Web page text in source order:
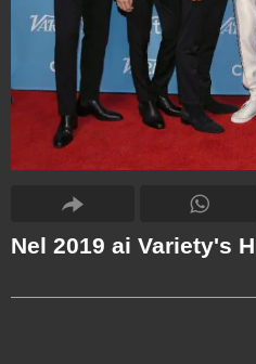
Nel 2019 ai Variety's